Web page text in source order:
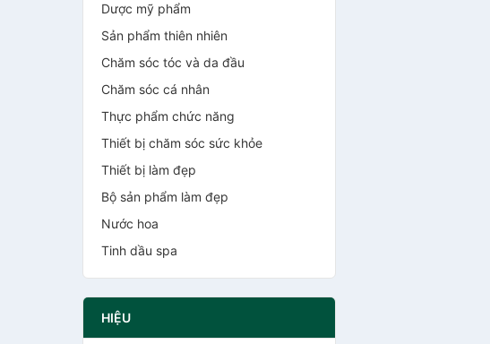
Dược mỹ phẩm
Sản phẩm thiên nhiên
Chăm sóc tóc và da đầu
Chăm sóc cá nhân
Thực phẩm chức năng
Thiết bị chăm sóc sức khỏe
Thiết bị làm đẹp
Bộ sản phẩm làm đẹp
Nước hoa
Tinh dầu spa
HIỆU